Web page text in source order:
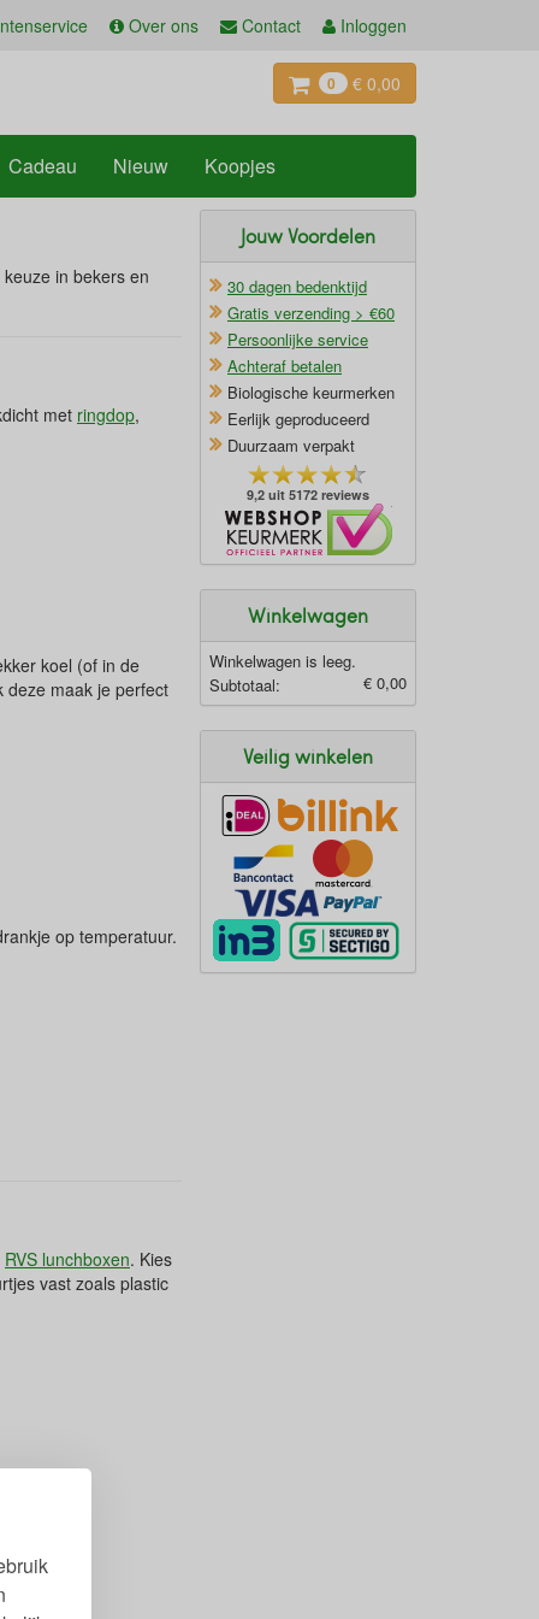
Over ons Contact Inloggen
0 € 0,00
Cadeau Nieuw Koopjes
in bekers en
met ringdop,
koel (of in de
deze maak je perfect
op temperatuur.
RVS lunchboxen. Kies
vast zoals plastic
Jouw Voordelen
30 dagen bedenktijd
Gratis verzending > €60
Persoonlijke service
Achteraf betalen
Biologische keurmerken
Eerlijk geproduceerd
Duurzaam verpakt
9,2 uit 5172 reviews
Winkelwagen
Winkelwagen is leeg.
Subtotaal:
€ 0,00
Veilig winkelen